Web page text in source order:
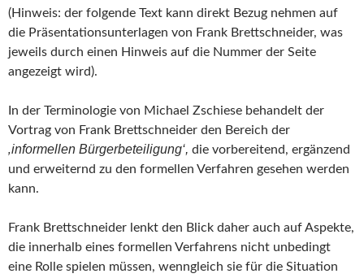
(Hinweis: der folgende Text kann direkt Bezug nehmen auf
die Präsentationsunterlagen von Frank Brettschneider, was
jeweils durch einen Hinweis auf die Nummer der Seite
angezeigt wird).
In der Terminologie von Michael Zschiese behandelt der
Vortrag von Frank Brettschneider den Bereich der
‚informellen Bürgerbeteiligung‘, die vorbereitend, ergänzend
und erweiternd zu den formellen Verfahren gesehen werden
kann.
Frank Brettschneider lenkt den Blick daher auch auf Aspekte,
die innerhalb eines formellen Verfahrens nicht unbedingt
eine Rolle spielen müssen, wenngleich sie für die Situation